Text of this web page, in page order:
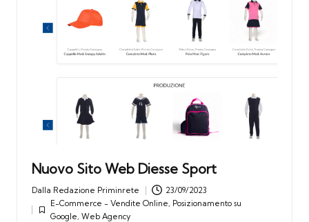
Nuovo Sito Web Diesse Sport
Posted
by
Dalla Redazione Priminrete 23/09/2023
Posted
E-Commerce - Vendite Online, Posizionamento su
Google, Web Agency
Tags: